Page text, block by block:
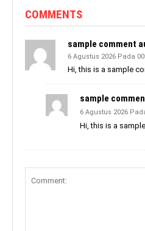
COMMENTS
sample comment
6 Agustus 2026 Pada
Hi, this is a sample
sample
6 Agustus 2026
Hi, this is a